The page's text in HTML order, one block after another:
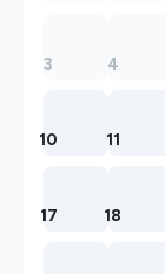
3 4
10 11
17 18